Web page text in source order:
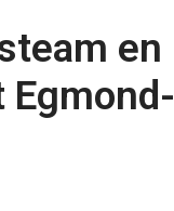
en
Egmond-